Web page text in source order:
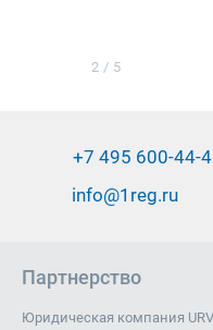
2 / 5
+7 495 600-44-
info@1reg.ru
Партнерство
Юридическая компания